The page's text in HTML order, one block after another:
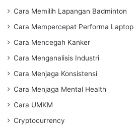
Cara Memilih Lapangan Badminton
Cara Mempercepat Performa Laptop
Cara Mencegah Kanker
Cara Menganalisis Industri
Cara Menjaga Konsistensi
Cara Menjaga Mental Health
Cara UMKM
Cryptocurrency